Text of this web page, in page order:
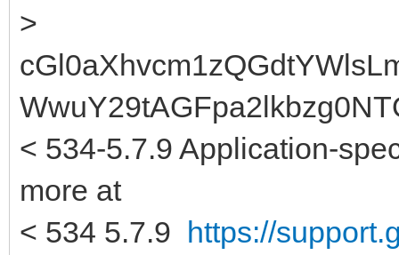
>
< 534-5.7.9 Application-
more at
< 534 5.7.9 https://